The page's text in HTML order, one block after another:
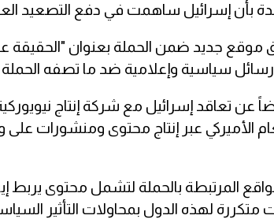
بأن إسرائيل ساهمت في دفع التصعيد
جديد ضمن الحملة بعنوان "الحقيقة عن
سياسية وإعلامية ضد ما تصفه
عن تعاقد إسرائيل مع شركة إنتاج
الأميركي عبر إنتاج محتوى ومنشورات
المرتبطة بالحملة لتشمل محتوى يربط
لهذه الدول بمحاولات التأثير